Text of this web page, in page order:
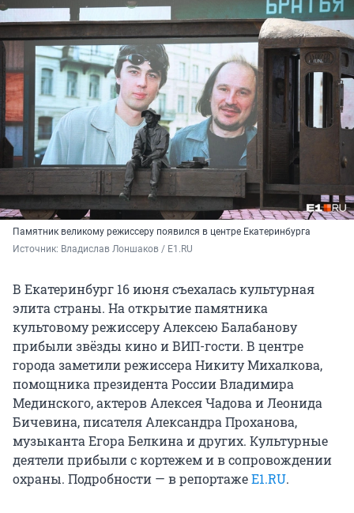
Памятник великому режиссеру появился в центре Екатеринбурга
Источник: Владислав Лоншаков / E1.RU
В Екатеринбург 16 июня съехалась культурная
элита страны. На открытие памятника
культовому режиссеру Алексею Балабанову
прибыли звёзды кино и ВИП-гости. В центре
города заметили режиссера Никиту Михалкова,
помощника президента России Владимира
Мединского, актеров Алексея Чадова и Леонида
Бичевина, писателя Александра Проханова,
музыканта Егора Белкина и других. Культурные
деятели прибыли с кортежем и в сопровождении
охраны. Подробности — в репортажеЕ1.RU.